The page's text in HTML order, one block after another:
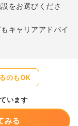
をお選びくださ
キャリアアドバイ
のもOK
います
みる